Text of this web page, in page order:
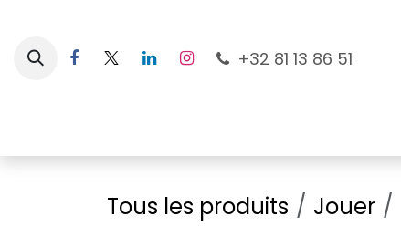
+32 81 13 86 51
Tous les produits Jouer